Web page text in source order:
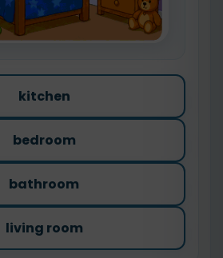
kitchen
bedroom
bathroom
living room